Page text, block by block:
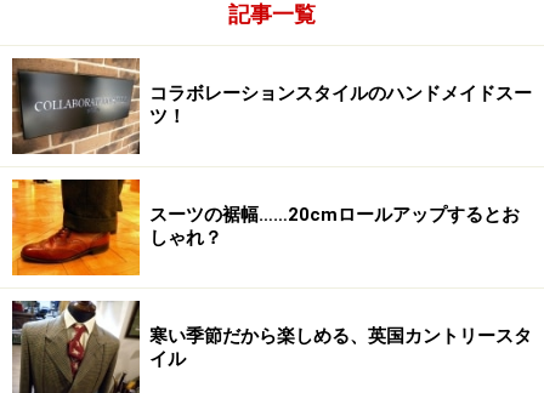
記事一覧
コラボレーションスタイルのハンドメイドスー
ツ！
スーツの裾幅……20cmロールアップするとお
しゃれ？
寒い季節だから楽しめる、英国カントリースタ
イル